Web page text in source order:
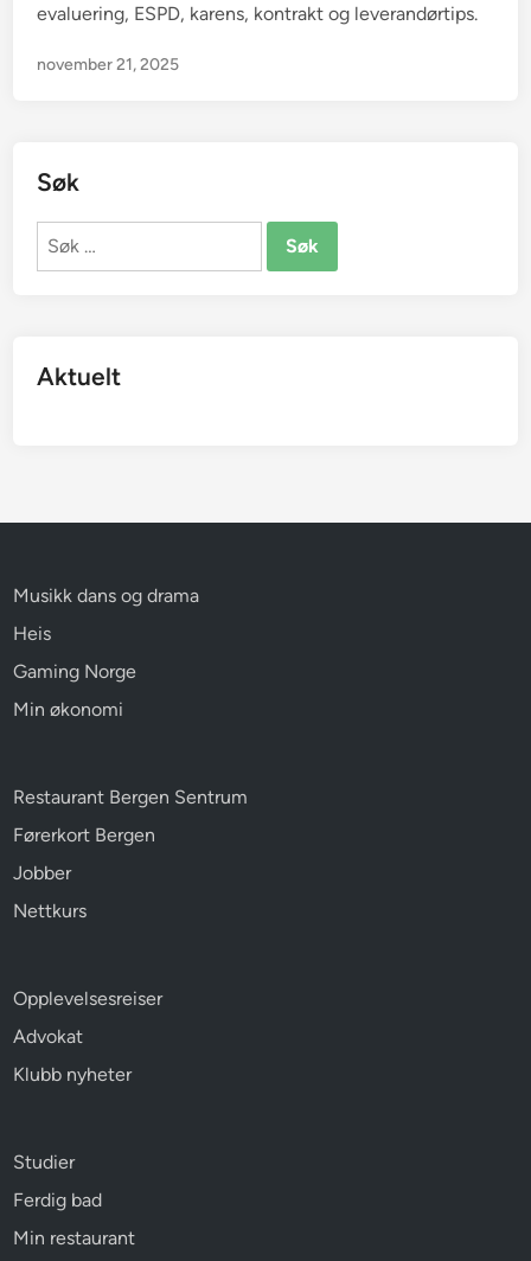
n
evaluering, ESPD, karens, kontrakt og leverandørtips.
november 21, 2025
Søk
Søk
Aktuelt
Musikk dans og drama
Heis
Gaming Norge
Min økonomi
Restaurant Bergen Sentrum
Førerkort Bergen
Jobber
Nettkurs
Opplevelsesreiser
Advokat
Klubb nyheter
Studier
Ferdig bad
Min restaurant